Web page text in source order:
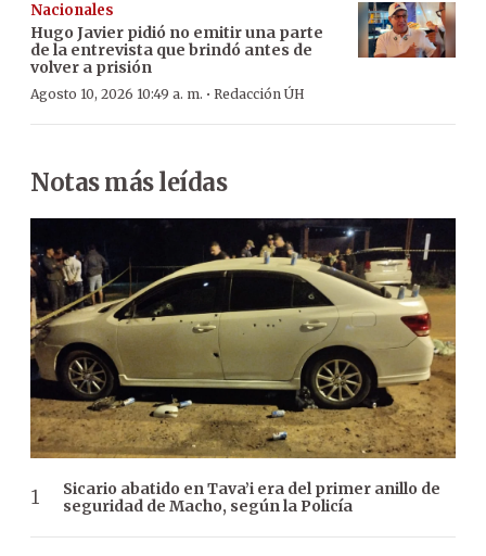
Nacionales
Hugo Javier pidió no emitir una parte
de la entrevista que brindó antes de
volver a prisión
Agosto 10, 2026 10:49 a. m. · Redacción ÚH
Notas más leídas
Sicario abatido en Tava’i era del primer anillo de
seguridad de Macho, según la Policía